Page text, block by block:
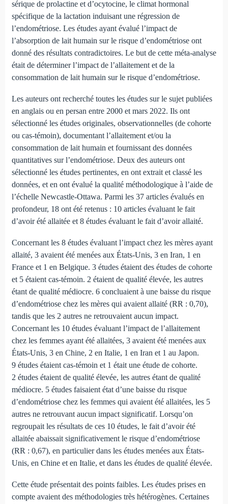
sérique de prolactine et d’ocytocine, le climat hormonal
spécifique de la lactation induisant une régression de
l’endométriose. Les études ayant évalué l’impact de
l’absorption de lait humain sur le risque d’endométriose ont
donné des résultats contradictoires. Le but de cette méta-analyse
était de déterminer l’impact de l’allaitement et de la
consommation de lait humain sur le risque d’endométriose.
Les auteurs ont recherché toutes les études sur le sujet publiées
en anglais ou en persan entre 2000 et mars 2022. Ils ont
sélectionné les études originales, observationnelles (de cohorte
ou cas-témoin), documentant l’allaitement et/ou la
consommation de lait humain et fournissant des données
quantitatives sur l’endométriose. Deux des auteurs ont
sélectionné les études pertinentes, en ont extrait et classé les
données, et en ont évalué la qualité méthodologique à l’aide de
l’échelle Newcastle-Ottawa. Parmi les 37 articles évalués en
profondeur, 18 ont été retenus : 10 articles évaluant le fait
d’avoir été allaitée et 8 études évaluant le fait d’avoir allaité.
Concernant les 8 études évaluant l’impact chez les mères ayant
allaité, 3 avaient été menées aux États-Unis, 3 en Iran, 1 en
France et 1 en Belgique. 3 études étaient des études de cohorte
et 5 étaient cas-témoin. 2 étaient de qualité élevée, les autres
étant de qualité médiocre. 6 concluaient à une baisse du risque
d’endométriose chez les mères qui avaient allaité (RR : 0,70),
tandis que les 2 autres ne retrouvaient aucun impact.
Concernant les 10 études évaluant l’impact de l’allaitement
chez les femmes ayant été allaitées, 3 avaient été menées aux
États-Unis, 3 en Chine, 2 en Italie, 1 en Iran et 1 au Japon.
9 études étaient cas-témoin et 1 était une étude de cohorte.
2 études étaient de qualité élevée, les autres étant de qualité
médiocre. 5 études faisaient état d’une baisse du risque
d’endométriose chez les femmes qui avaient été allaitées, les 5
autres ne retrouvant aucun impact significatif. Lorsqu’on
regroupait les résultats de ces 10 études, le fait d’avoir été
allaitée abaissait significativement le risque d’endométriose
(RR : 0,67), en particulier dans les études menées aux États-
Unis, en Chine et en Italie, et dans les études de qualité élevée.
Cette étude présentait des points faibles. Les études prises en
compte avaient des méthodologies très hétérogènes. Certaines